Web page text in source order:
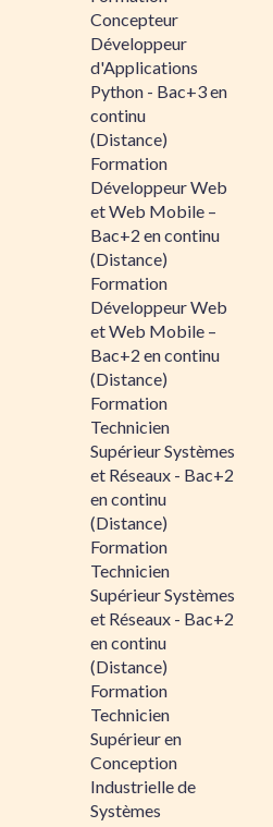
Concepteur
Développeur
d'Applications
Python - Bac+3 en
continu
(Distance)
Formation
Développeur Web
et Web Mobile –
Bac+2 en continu
(Distance)
Formation
Développeur Web
et Web Mobile –
Bac+2 en continu
(Distance)
Formation
Technicien
Supérieur Systèmes
et Réseaux - Bac+2
en continu
(Distance)
Formation
Technicien
Supérieur Systèmes
et Réseaux - Bac+2
en continu
(Distance)
Formation
Technicien
Supérieur en
Conception
Industrielle de
Systèmes